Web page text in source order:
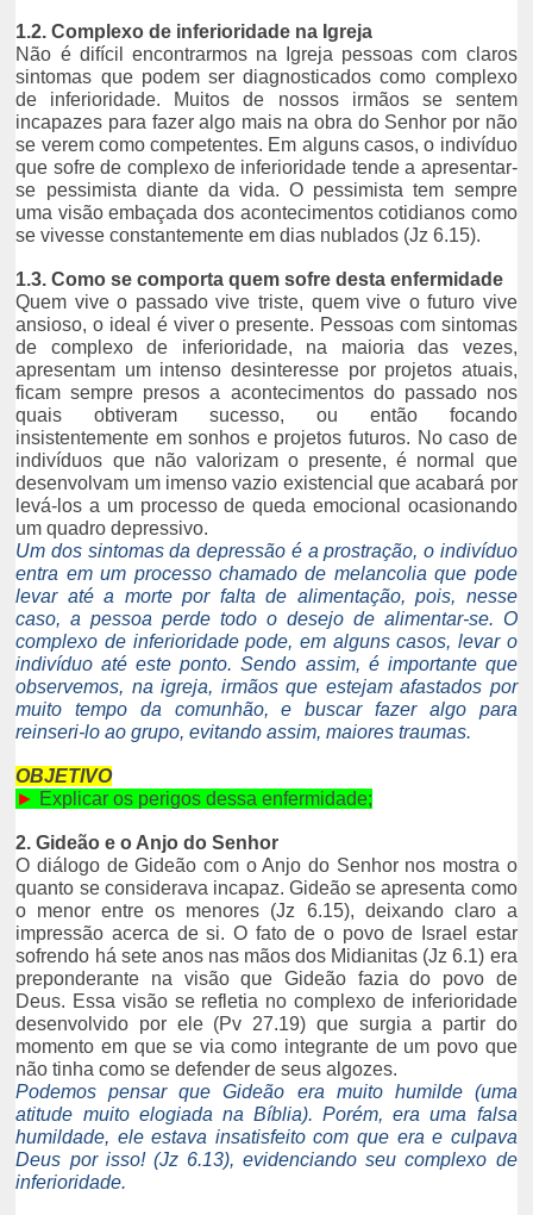
1.2.Complexo de inferioridade na Igreja
Não é difícil encontrarmos na Igreja pessoas com claros
sintomas que podem ser diagnosticados como complexo
de inferioridade. Muitos de nossos irmãos se sentem
incapazes para fazer algo mais na obra do Senhor por não
se verem como competentes. Em alguns casos, o indivíduo
que sofre de complexo de inferioridade tende a apresentar-
se pessimista diante da vida. O pessimista tem sempre
uma visão embaçada dos acontecimentos cotidianos como
se vivesse constantemente em dias nublados (Jz 6.15).
1.3. Como se comporta quem sofre desta enfermidade
Quem vive o passado vive triste, quem vive o futuro vive
ansioso, o ideal é viver o presente. Pessoas com sintomas
de complexo de inferioridade, na maioria das vezes,
apresentam um intenso desinteresse por projetos atuais,
ficam sempre presos a acontecimentos do passado nos
quais obtiveram sucesso, ou então focando
insistentemente em sonhos e projetos futuros. No caso de
indivíduos que não valorizam o presente, é normal que
desenvolvam um imenso vazio existencial que acabará por
levá-los a um processo de queda emocional ocasionando
um quadro depressivo.
Um dos sintomas da depressão é a prostração, o indivíduo
entra em um processo chamado de melancolia que pode
levar até a morte por falta de alimentação, pois, nesse
caso, a pessoa perde todo o desejo de alimentar-se. O
complexo de inferioridade pode, em alguns casos, levar o
indivíduo até este ponto. Sendo assim, é importante que
observemos, na igreja, irmãos que estejam afastados por
muito tempo da comunhão, e buscar fazer algo para
reinseri-lo ao grupo, evitando assim, maiores traumas.
OBJETIVO
► Explicar os perigos dessa enfermidade;
2. Gideão e o Anjo do Senhor
O diálogo de Gideão com o Anjo do Senhor nos mostra o
quanto se considerava incapaz. Gideão se apresenta como
o menor entre os menores (Jz 6.15), deixando claro a
impressão acerca de si. O fato de o povo de Israel estar
sofrendo há sete anos nas mãos dos Midianitas (Jz 6.1) era
preponderante na visão que Gideão fazia do povo de
Deus. Essa visão se refletia no complexo de inferioridade
desenvolvido por ele (Pv 27.19) que surgia a partir do
momento em que se via como integrante de um povo que
não tinha como se defender de seus algozes.
Podemos pensar que Gideão era muito humilde (uma
atitude muito elogiada na Bíblia). Porém, era uma falsa
humildade, ele estava insatisfeito com que era e culpava
Deus por isso! (Jz 6.13), evidenciando seu complexo de
inferioridade.